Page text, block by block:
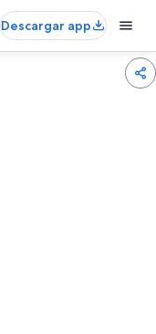
Descargar app